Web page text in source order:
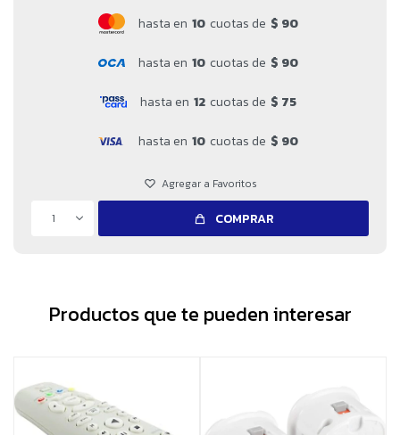
hasta en 10 cuotas de $ 90
hasta en 10 cuotas de $ 90
hasta en 12 cuotas de $ 75
hasta en 10 cuotas de $ 90
1 COMPRAR
Productos que te pueden interesar